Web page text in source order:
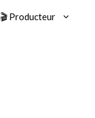
🎬 Producteur